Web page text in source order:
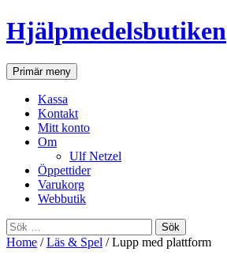
Hjälpmedelsbutiken
SökPrimär meny Gå
till
Kassa
Kontakt
Mitt konto
Om
Ulf Netzel
Öppettider
Varukorg
Webbutik
Sök
efter:
Home /Läs & Spel / Lupp med plattform